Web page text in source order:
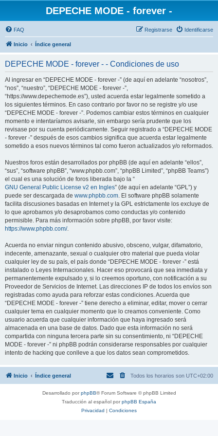
DEPECHE MODE - forever -
FAQ Identificarse
Registrarse
Inicio Índice general
DEPECHE MODE - forever - - Condiciones de uso
Al ingresar en “DEPECHE MODE - forever -” (de aquí en adelante “nosotros”,
“nos”, “nuestro”, “DEPECHE MODE - forever -”,
“https://www.depechemode.es”), usted acuerda estar legalmente sometido a
los siguientes términos. En caso contrario por favor no se registre y/o use
“DEPECHE MODE - forever -”. Podemos cambiar estos términos en cualquier
momento e intentaríamos avisarle, sin embargo sería prudente que los
revisase por su cuenta periódicamente. Seguir registrado a “DEPECHE MODE
- forever -” después de esos cambios significa que acuerda estar legalmente
sometido a esos nuevos términos tal como fueron actualizados y/o reformados.
Nuestros foros están desarrollados por phpBB (de aquí en adelante “ellos”,
“sus”, “software phpBB”, “www.phpbb.com”, “phpBB Limited”, “phpBB Teams”)
el cual es una solución de foros liberada bajo la “
GNU General Public License v2 en Ingles” (de aquí en adelante “GPL”) y
puede ser descargada de www.phpbb.com. El software phpBB solamente
facilita discusiones basadas en Internet y la GPL estrictamente los excluye de
lo que aprobamos y/o desaprobamos como conductas y/o contenido
permisible. Para más información sobre phpBB, por favor visite:
https://www.phpbb.com/.
Acuerda no enviar ningun contenido abusivo, obsceno, vulgar, difamatorio,
indecente, amenazante, sexual o cualquier otro material que pueda violar
cualquier ley de su país, el país donde “DEPECHE MODE - forever -” está
instalado o Leyes Internacionales. Hacer eso provocará que sea inmediata y
permanentemente expulsado y, si lo creemos oportuno, con notificación a su
Proveedor de Servicios de Internet. Las direcciones IP de todos los envíos son
registradas como ayuda para reforzar estas condiciones. Acuerda que
“DEPECHE MODE - forever -” tiene derecho a eliminar, editar, mover o cerrar
cualquier tema en cualquier momento que lo creamos conveniente. Como
usuario acuerda que cualquier información que haya ingresado será
almacenada en una base de datos. Dado que esta información no será
compartida con ninguna tercera parte sin su consentimiento, ni “DEPECHE
MODE - forever -” ni phpBB podrán considerarse responsables por cualquier
intento de hacking que conlleve a que los datos sean comprometidos.
Inicio Índice general Todos los horarios son UTC+02:00
Desarrollado porphpBB® Forum Software © phpBB Limited
Traducción al español porphpBB España
Privacidad | Condiciones